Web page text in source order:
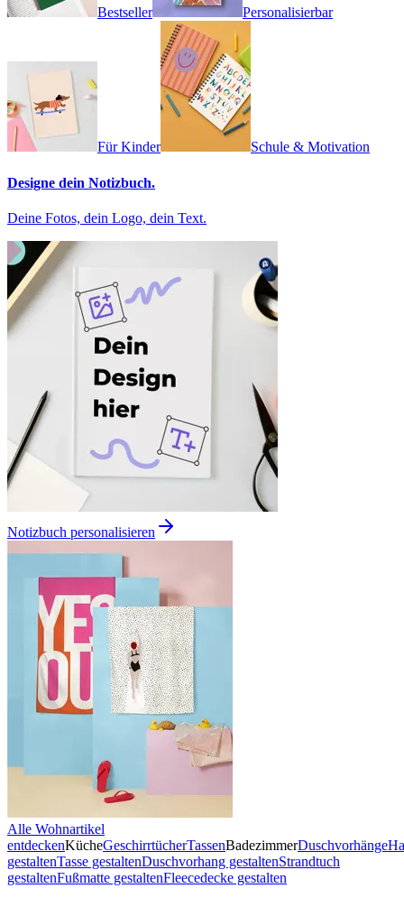
Bestseller Personalisierbar
Für Kinder Schule & Motivation
Designe dein Notizbuch.
Deine Fotos, dein Logo, dein Text.
Notizbuch personalisieren
Alle Wohnartikel
entdeckenKücheGeschirrtücherTassenBadezimmerDuschvorhänge
gestaltenTasse gestaltenDuschvorhang gestaltenStrandtuch
gestaltenFußmatte gestaltenFleecedecke gestalten